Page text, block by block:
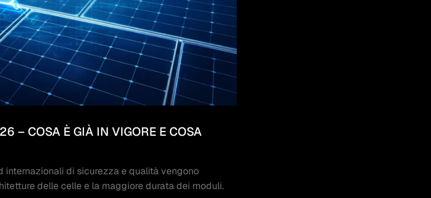
– COSA È GIÀ IN VIGORE E COSA
di sicurezza e qualità vengono
delle celle e la maggiore durata dei moduli.